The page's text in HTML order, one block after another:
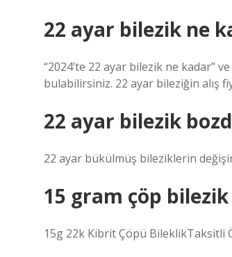
22 ayar bilezik ne
“2024’te 22 ayar bilezik ne kadar”
bulabilirsiniz. 22 ayar bileziğin alış
22 ayar bilezik
22 ayar bükülmüş bileziklerin
15 gram çöp
15g 22k Kibrit Çöpü BileklikTaksitli